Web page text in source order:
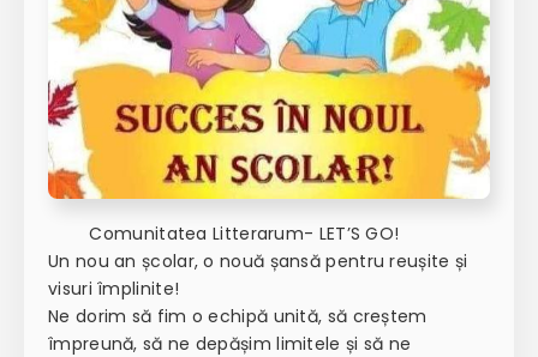
Comunitatea Litterarum- LET’S GO!
Un nou an școlar, o nouă șansă pentru reușite și
visuri împlinite!
Ne dorim să fim o echipă unită, să creștem
împreună, să ne depășim limitele și să ne